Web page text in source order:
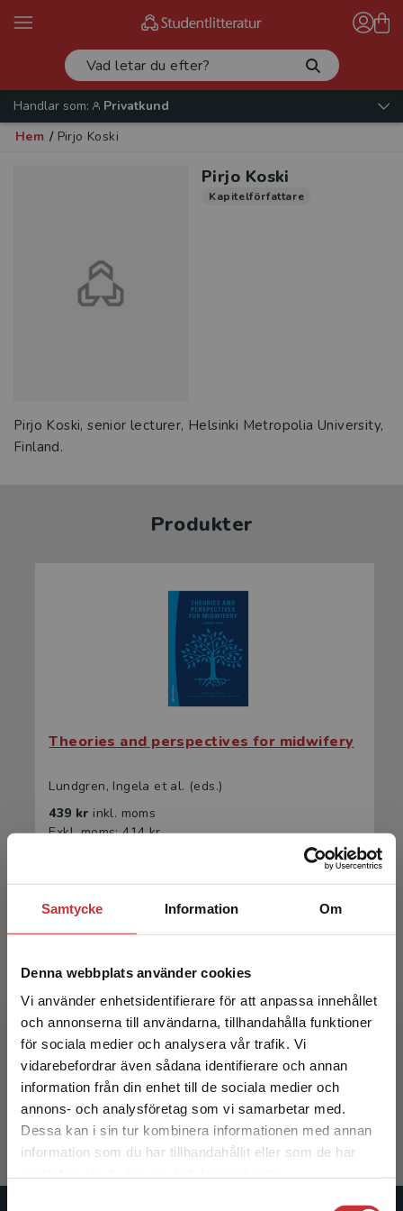
Samtycke Information Om
Denna webbplats använder cookies
Vi använder enhetsidentifierare för att anpassa innehållet
och annonserna till användarna, tillhandahålla funktioner
för sociala medier och analysera vår trafik. Vi
vidarebefordrar även sådana identifierare och annan
information från din enhet till de sociala medier och
annons- och analysföretag som vi samarbetar med.
Dessa kan i sin tur kombinera informationen med annan
information som du har tillhandahållit eller som de har
Begränsad fraktregion
Det verkar som att du besöker
studentlitteratur.se via en enhet utanför Sverige.
Vi erbjuder inte leveranser utanför Sverige. För
Handlar som:
Privatkund
Hem / Pirjo Koski
Pirjo Koski
Kapitelförfattare
Pirjo Koski, senior lecturer, Helsinki Metropolia University,
Finland.
Produkter
Theories and perspectives for midwifery
Lundgren, Ingela et al. (eds.)
439 kr inkl. moms
Exkl. moms: 414 kr
Theories and perspectives for midwifery
Lundgren, Ingela et al. (eds.)
286 krinkl. moms
Exkl. moms: 270 kr